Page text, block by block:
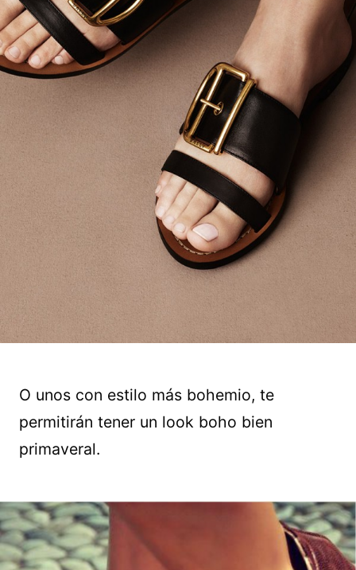
O unos con estilo más bohemio, te
permitirán tener un look boho bien
primaveral.